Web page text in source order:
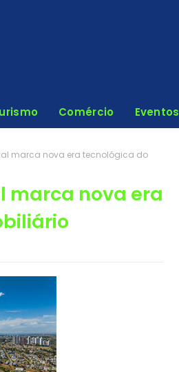
Comércio Eventos
marca nova era tecnológica do
marca nova era